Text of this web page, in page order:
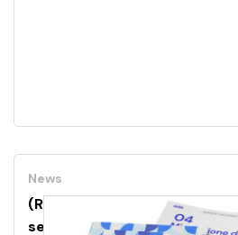
News
(Ri)esplorare la formazione.
settore: ma quanto sono